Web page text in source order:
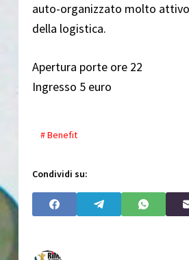
auto-organizzato molto
della logistica.
Apertura porte ore 22
Ingresso 5 euro
# Benefit
Condividi su: